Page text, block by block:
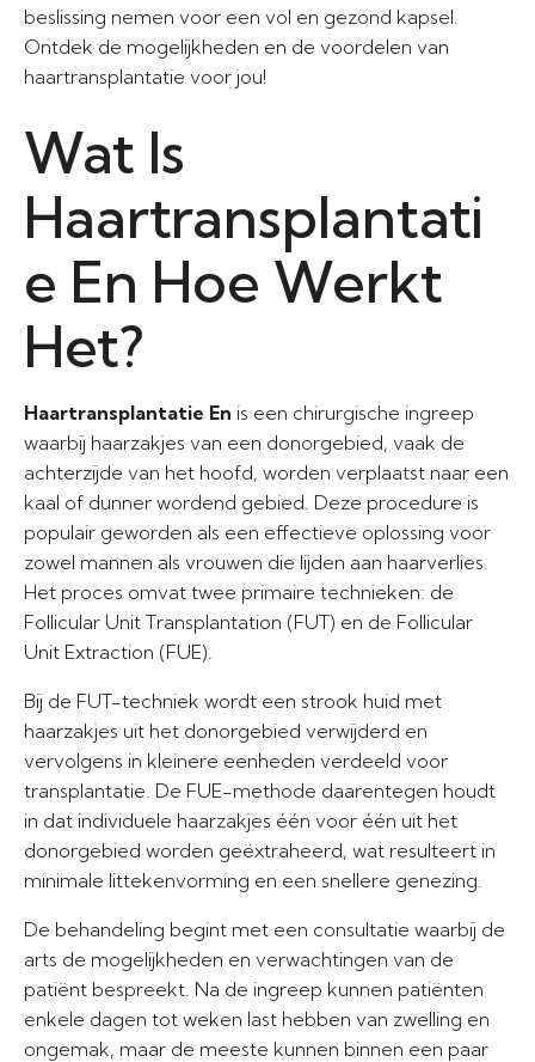
beslissing nemen voor een vol en gezond kapsel.
Ontdek de mogelijkheden en de voordelen van
haartransplantatie voor jou!
Wat Is
Haartransplantati
e En Hoe Werkt
Het?
Haartransplantatie En is een chirurgische ingreep
waarbij haarzakjes van een donorgebied, vaak de
achterzijde van het hoofd, worden verplaatst naar een
kaal of dunner wordend gebied. Deze procedure is
populair geworden als een effectieve oplossing voor
zowel mannen als vrouwen die lijden aan haarverlies.
Het proces omvat twee primaire technieken: de
Follicular Unit Transplantation (FUT) en de Follicular
Unit Extraction (FUE).
Bij de FUT-techniek wordt een strook huid met
haarzakjes uit het donorgebied verwijderd en
vervolgens in kleinere eenheden verdeeld voor
transplantatie. De FUE-methode daarentegen houdt
in dat individuele haarzakjes één voor één uit het
donorgebied worden geëxtraheerd, wat resulteert in
minimale littekenvorming en een snellere genezing.
De behandeling begint met een consultatie waarbij de
arts de mogelijkheden en verwachtingen van de
patiënt bespreekt. Na de ingreep kunnen patiënten
enkele dagen tot weken last hebben van zwelling en
ongemak, maar de meeste kunnen binnen een paar